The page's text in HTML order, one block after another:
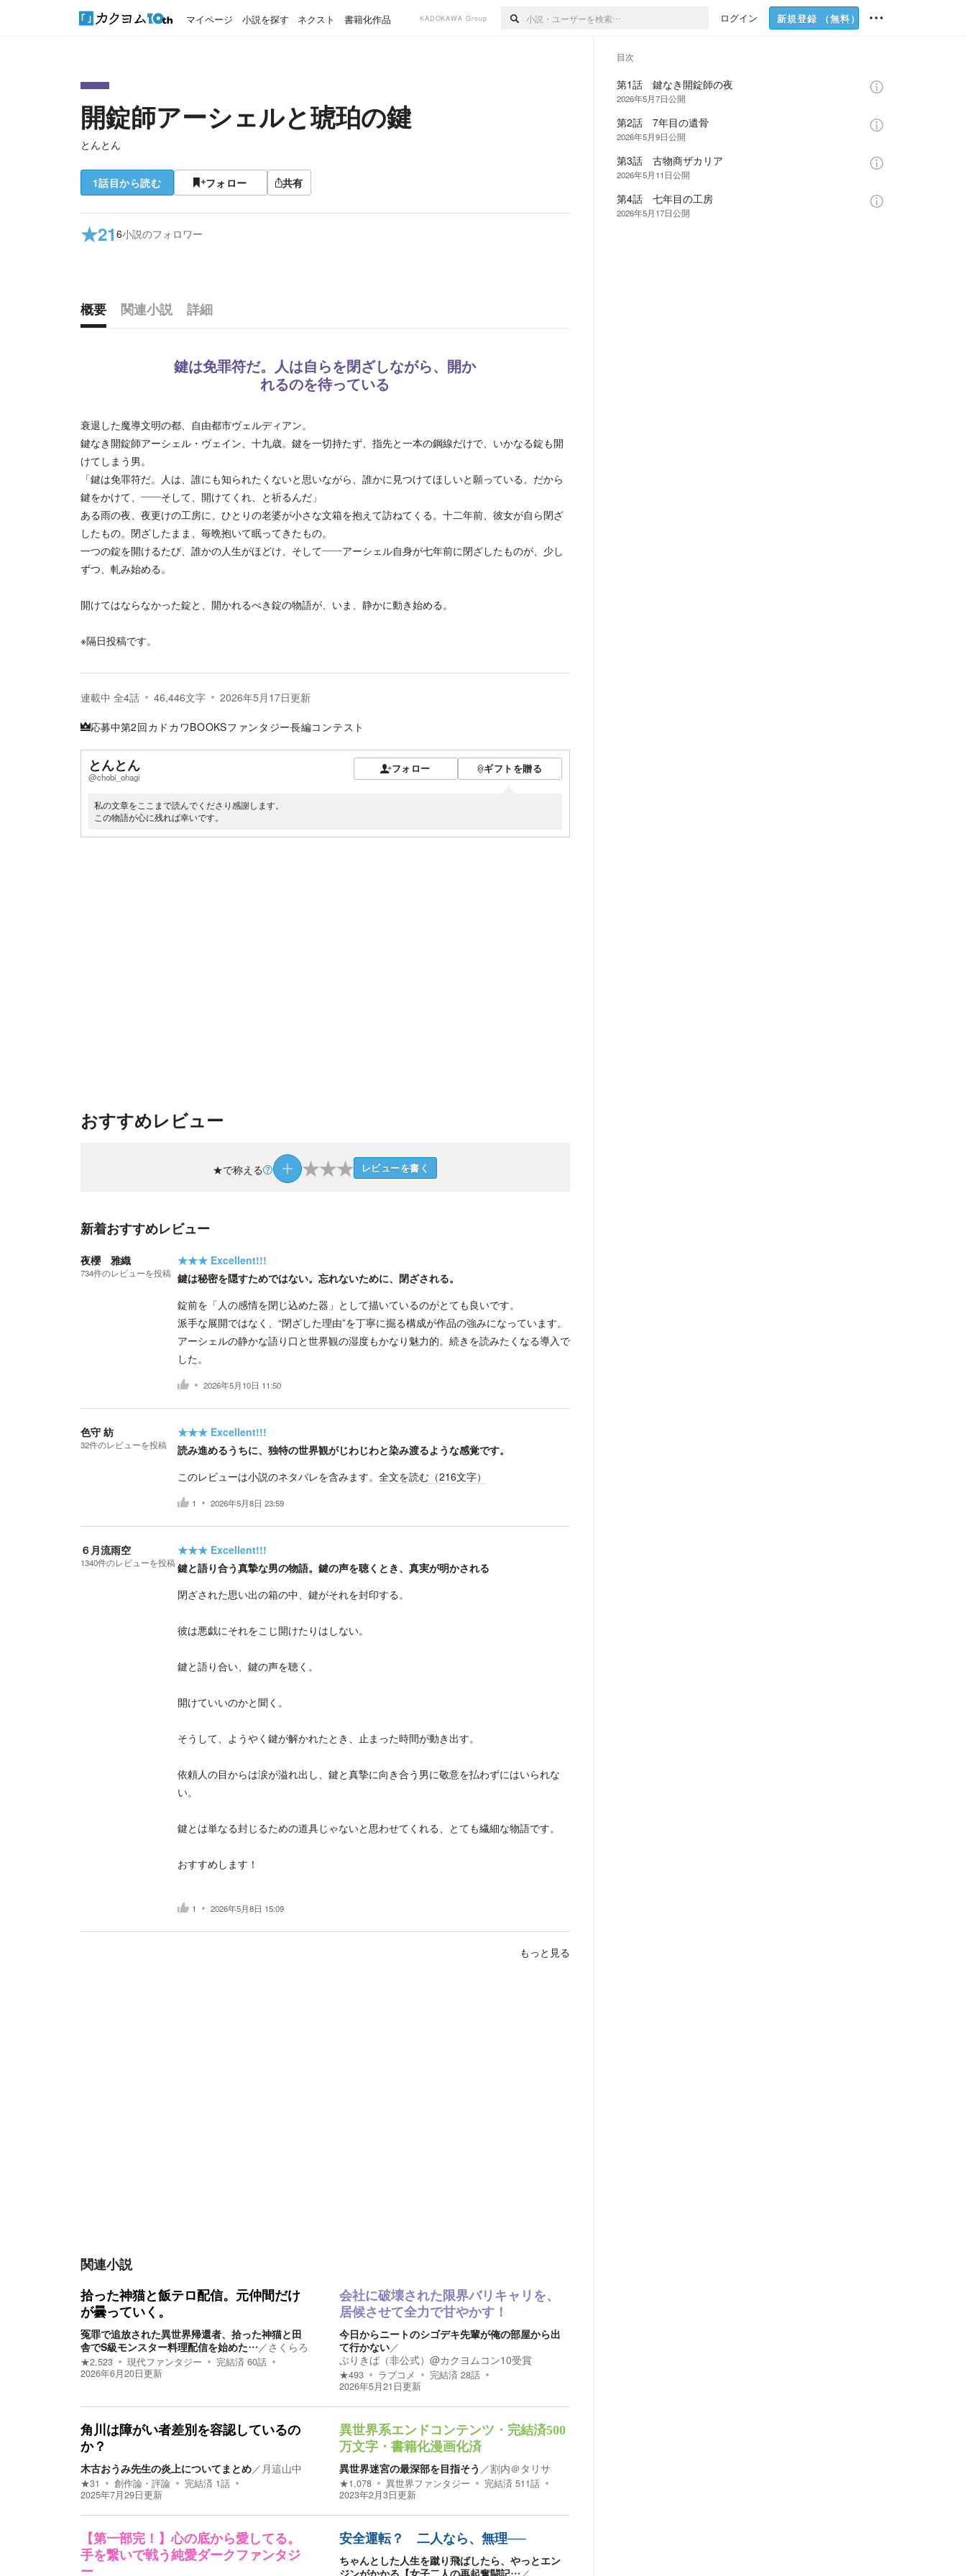
マイページ 小説を探す ネクスト 書籍化作品 KADOKAWA Group ログイン 新規登録 （無料）
開錠師アーシェルと琥珀の鍵
とんとん
1話目から読む フォロー 共有
★21 6小説のフォロワー
概要 関連小説
詳細
鍵は免罪符だ。人は自らを閉ざしながら、開か
れるのを待っている
衰退した魔導文明の都、自由都市ヴェルディアン。
鍵なき開錠師アーシェル・ヴェイン、十九歳。鍵を一切持たず、指先と一本の鋼線だけで、いかなる錠も開
けてしまう男。
「鍵は免罪符だ。人は、誰にも知られたくないと思いながら、誰かに見つけてほしいと願っている。だから
鍵をかけて、——そして、開けてくれ、と祈るんだ」
ある雨の夜、夜更けの工房に、ひとりの老婆が小さな文箱を抱えて訪ねてくる。十二年前、彼女が自ら閉ざ
したもの。閉ざしたまま、毎晩抱いて眠ってきたもの。
一つの錠を開けるたび、誰かの人生がほどけ、そして——アーシェル自身が七年前に閉ざしたものが、少し
ずつ、軋み始める。
開けてはならなかった錠と、開かれるべき錠の物語が、いま、静かに動き始める。
※隔日投稿です。
連載中 全4話 46,446文字 2026年5月17日更新
応募中第2回カドカワBOOKSファンタジー長編コンテスト
とんとん
@chobi_ohagi
フォロー ギフトを贈る
私の文章をここまで読んでくださり感謝します。
この物語が心に残れば幸いです。
おすすめレビュー
★で称える ★★★ レビューを書く
新着おすすめレビュー
夜櫻 雅織
734件のレビューを投稿
★★★ Excellent!!!
鍵は秘密を隠すためではない。忘れないために、閉ざされる。
錠前を「人の感情を閉じ込めた器」として描いているのがとても良いです。
派手な展開ではなく、“閉ざした理由”を丁寧に掘る構成が作品の強みになっています。
アーシェルの静かな語り口と世界観の湿度もかなり魅力的。続きを読みたくなる導入で
した。
2026年5月10日 11:50
色守 紡
32件のレビューを投稿
★★★ Excellent!!!
読み進めるうちに、独特の世界観がじわじわと染み渡るような感覚です。
このレビューは小説のネタバレを含みます。 全文を読む（216文字）
1 2026年5月8日 23:59
６月流雨空
1340件のレビューを投稿
★★★ Excellent!!!
鍵と語り合う真摯な男の物語。鍵の声を聴くとき、真実が明かされる
閉ざされた思い出の箱の中、鍵がそれを封印する。
彼は悪戯にそれをこじ開けたりはしない。
鍵と語り合い、鍵の声を聴く。
開けていいのかと聞く。
そうして、ようやく鍵が解かれたとき、止まった時間が動き出す。
依頼人の目からは涙が溢れ出し、鍵と真摯に向き合う男に敬意を払わずにはいられな
い。
鍵とは単なる封じるための道具じゃないと思わせてくれる、とても繊細な物語です。
おすすめします！
1 2026年5月8日 15:09
もっと見る
関連小説
拾った神猫と飯テロ配信。元仲間だけ
が曇っていく。
冤罪で追放された異世界帰還者、拾った神猫と田
舎でS級モンスター料理配信を始めた…／ さくらろ
★2,523 現代ファンタジー 完結済 60話
2026年6月20日更新
会社に破壊された限界バリキャリを、
居候させて全力で甘やかす！
今日からニートのシゴデキ先輩が俺の部屋から出
て行かない／
ぶりきば（非公式）@カクヨムコン10受賞
★493 ラブコメ 完結済 28話
2026年5月21日更新
角川は障がい者差別を容認しているの
か？
木古おうみ先生の炎上についてまとめ／ 月這山中
★31 創作論・評論 完結済 1話
2025年7月29日更新
異世界系エンドコンテンツ・完結済500
万文字・書籍化漫画化済
異世界迷宮の最深部を目指そう ／割内＠タリサ
★1,078 異世界ファンタジー 完結済 511話
2023年2月3日更新
【第一部完！】心の底から愛してる。
手を繋いで戦う純愛ダークファンタジ
ー
安全運転？ 二人なら、無理──
ちゃんとした人生を蹴り飛ばしたら、やっとエン
ジンがかかる【女子二人の再起奮闘記… ／
目次
第1話 鍵なき開錠師の夜
2026年5月7日公開
第2話 7年目の遺骨
2026年5月9日公開
第3話 古物商ザカリア
2026年5月11日公開
第4話 七年目の工房
2026年5月17日公開